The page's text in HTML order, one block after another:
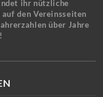
ihr nützliche
den Vereinsseiten
über Jahre